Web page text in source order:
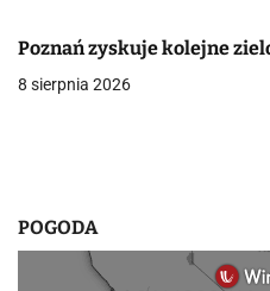
w
p
u
Poznań zyskuje kolejne
8 sierpnia 2026
POGODA